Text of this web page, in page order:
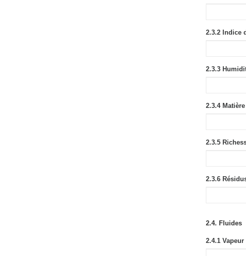
2.3.2 Indice
2.3.3
2.3.4
2.3.5
2.3.6
2.4. Fluides
2.4.1